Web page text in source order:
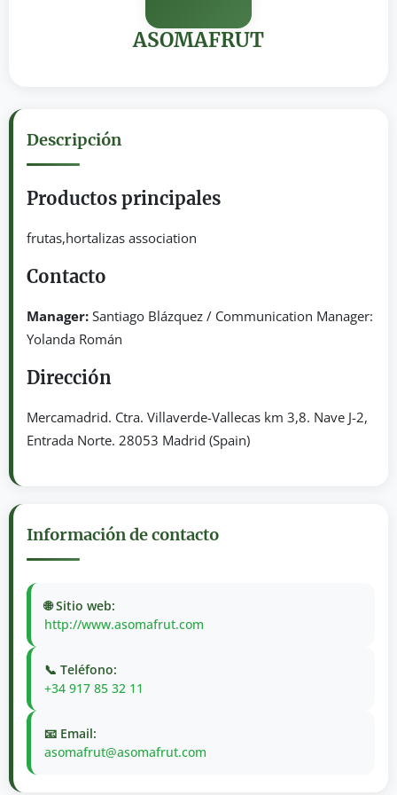
ASOMAFRUT
Descripción
Productos principales
frutas,hortalizas association
Contacto
Manager:Santiago Blázquez / Communication Manager:
Yolanda Román
Dirección
Mercamadrid. Ctra. Villaverde-Vallecas km 3,8. Nave J-2,
Entrada Norte. 28053 Madrid (Spain)
Información de contacto
🌐 Sitio web:
http://www.asomafrut.com
📞 Teléfono:
+34 917 85 32 11
📧 Email:
asomafrut@asomafrut.com